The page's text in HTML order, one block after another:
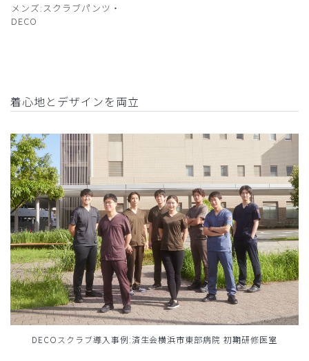
メンズ:スクラブパンツ・
DECO
着心地とデザインを両立
DECOスクラブ導入事例:済生会横浜市東部病院 初期研修医室